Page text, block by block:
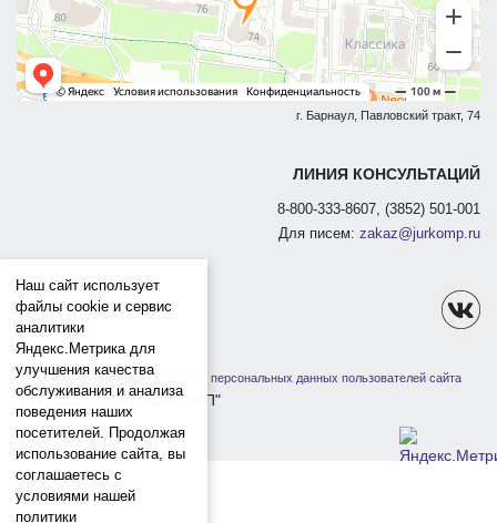
г. Барнаул, Павловский тракт, 74
ЛИНИЯ КОНСУЛЬТАЦИЙ
8-800-333-8607, (3852) 501-001
Для писем: zakaz@jurkomp.ru
Политика защиты и обработки персональных данных пользователей сайта
1991-2026 ООО "ЮРКОМП"
Наш сайт использует
файлы cookie и сервис
аналитики
Яндекс.Метрика для
улучшения качества
обслуживания и анализа
поведения наших
посетителей. Продолжая
использование сайта, вы
соглашаетесь с
условиями нашей
политики